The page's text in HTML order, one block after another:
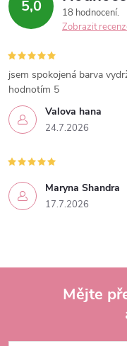
5,0
18 hodnocení
Zobrazit
Valova hana
24.7.2026
jsem spokojená barva
hodnotím 5
Maryna Shandra
17.7.2026
Mějte